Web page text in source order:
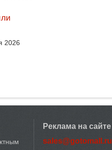
2026
Реклама на сайте
sales@gotomall.ru